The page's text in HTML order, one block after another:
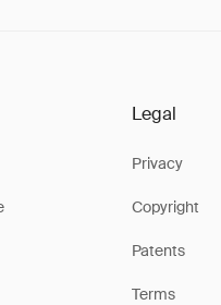
Legal
Privacy
Copyright
Patents
Terms